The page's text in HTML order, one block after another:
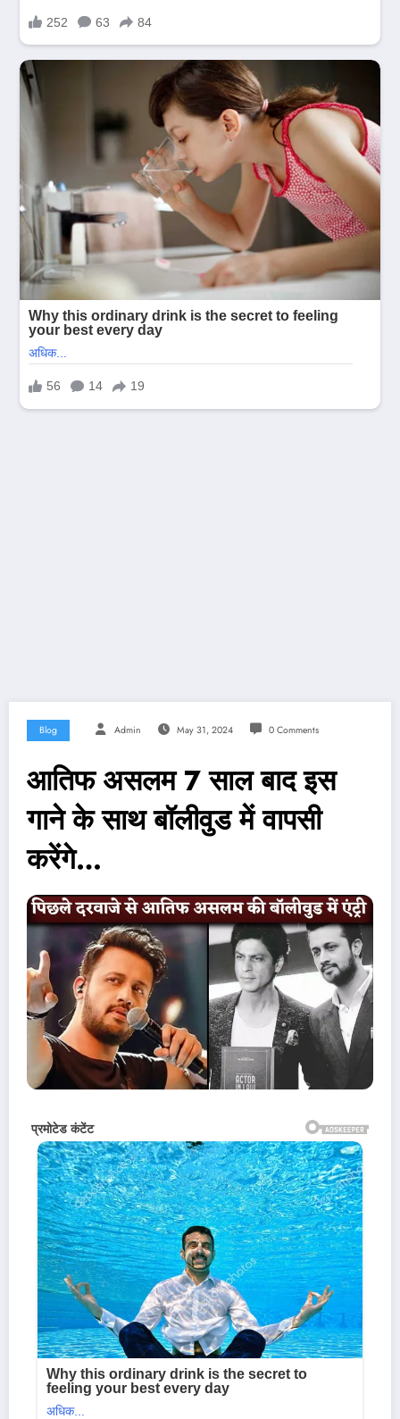
Blog Admin May 31, 2024 0 Comments
आतिफ असलम 7 साल बाद इस
गाने के साथ बॉलीवुड में वापसी
करेंगे…